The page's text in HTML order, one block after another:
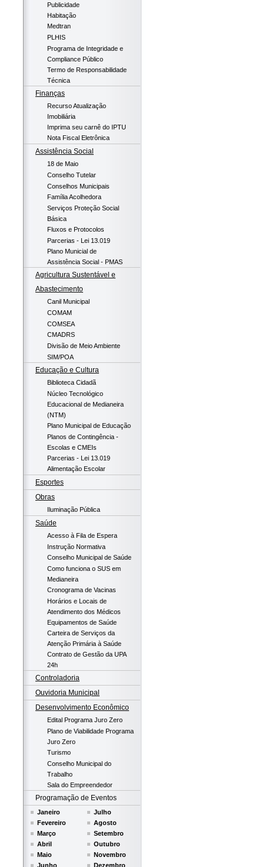
Publicidade
Habitação
Medtran
PLHIS
Programa de Integridade e
Compliance Público
Termo de Responsabilidade
Técnica
Finanças
Recurso Atualização
Imobiliária
Imprima seu carnê do IPTU
Nota Fiscal Eletrônica
Assistência Social
18 de Maio
Conselho Tutelar
Conselhos Municipais
Família Acolhedora
Serviços Proteção Social
Básica
Fluxos e Protocolos
Parcerias - Lei 13.019
Plano Municial de
Assistência Social - PMAS
Agricultura Sustentável e
Abastecimento
Canil Municipal
COMAM
COMSEA
CMADRS
Divisão de Meio Ambiente
SIM/POA
Educação e Cultura
Biblioteca Cidadã
Núcleo Tecnológico
Educacional de Medianeira
(NTM)
Plano Municipal de Educação
Planos de Contingência -
Escolas e CMEIs
Parcerias - Lei 13.019
Alimentação Escolar
Esportes
Obras
Iluminação Pública
Saúde
Acesso à Fila de Espera
Instrução Normativa
Conselho Municipal de Saúde
Como funciona o SUS em
Medianeira
Cronograma de Vacinas
Horários e Locais de
Atendimento dos Médicos
Equipamentos de Saúde
Carteira de Serviços da
Atenção Primária à Saúde
Contrato de Gestão da UPA
24h
Controladoria
Ouvidoria Municipal
Desenvolvimento Econômico
Edital Programa Juro Zero
Plano de Viabilidade Programa
Juro Zero
Turismo
Conselho Municipal do
Trabalho
Sala do Empreendedor
Programação de Eventos
Janeiro
Fevereiro
Março
Abril
Maio
Junho
Julho
Agosto
Setembro
Outubro
Novembro
Dezembro